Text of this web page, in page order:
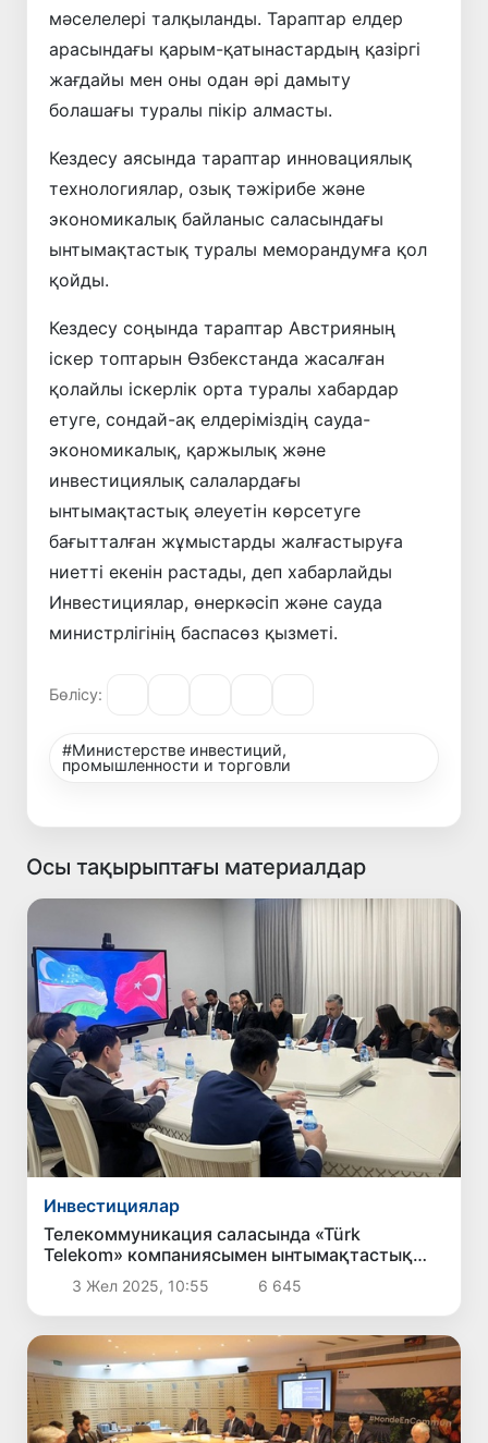
мәселелері талқыланды. Тараптар елдер
арасындағы қарым-қатынастардың қазіргі
жағдайы мен оны одан әрі дамыту
болашағы туралы пікір алмасты.
Кездесу аясында тараптар инновациялық
технологиялар, озық тәжірибе және
экономикалық байланыс саласындағы
ынтымақтастық туралы меморандумға қол
қойды.
Кездесу соңында тараптар Австрияның
іскер топтарын Өзбекстанда жасалған
қолайлы іскерлік орта туралы хабардар
етуге, сондай-ақ елдеріміздің сауда-
экономикалық, қаржылық және
инвестициялық салалардағы
ынтымақтастық әлеуетін көрсетуге
бағытталған жұмыстарды жалғастыруға
ниетті екенін растады, деп хабарлайды
Инвестициялар, өнеркәсіп және сауда
министрлігінің баспасөз қызметі.
Бөлісу:
#Министерстве инвестиций,
промышленности и торговли
Осы тақырыптағы материалдар
Инвестициялар
Телекоммуникация саласында «Türk
Telekom» компаниясымен ынтымақтастық
кеңейтіледі
3 Жел 2025, 10:55 6 645